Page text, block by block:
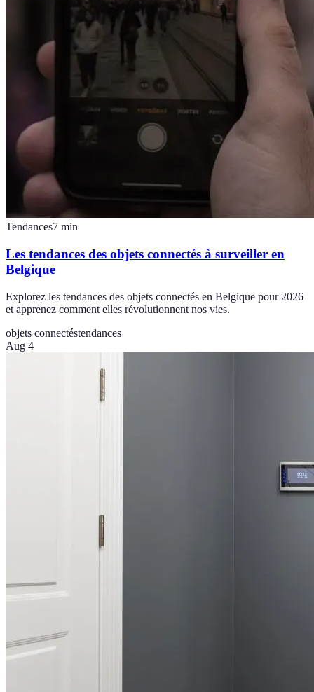
Tendances7 min
Les tendances des objets connectés à surveiller en
Belgique
Explorez les tendances des objets connectés en Belgique pour 2026
et apprenez comment elles révolutionnent nos vies.
objets connectéstendances
Aug 4